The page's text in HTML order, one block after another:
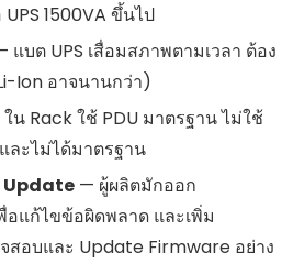
1500VA ขึ้นไป
แบต UPS เสื่อมสภาพตามเวลา ต้อง
Ion อาจนานกว่า)
น Rack ใช้ PDU มาตรฐาน ไม่ใช้
ละไม่ได้มาตรฐาน
Update — ผู้ผลิตมักออก
แก้ไขข้อผิดพลาด และเพิ่ม
สอบและ Update Firmware อย่าง